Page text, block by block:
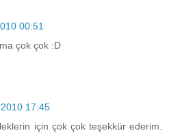
00:51
çok çok :D
2010 17:45
için çok çok teşekkür ederim.